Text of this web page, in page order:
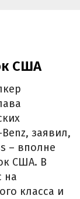
США
заявил,
– вполне
США. В
на
класса и